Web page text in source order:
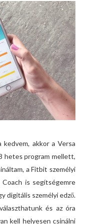
akkor a Versa
hetes program mellett,
a Fitbit személyi
Coach is segítségemre
digitális személyi edző.
és az óra
kell helyesen csinálni